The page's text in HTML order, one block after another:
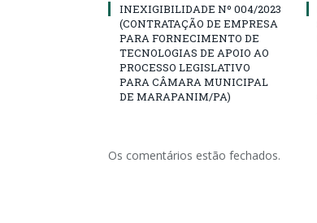
INEXIGIBILIDADE Nº 004/2023
(CONTRATAÇÃO DE EMPRESA
PARA FORNECIMENTO DE
TECNOLOGIAS DE APOIO AO
PROCESSO LEGISLATIVO
PARA CÂMARA MUNICIPAL
DE MARAPANIM/PA)
Os comentários estão fechados.